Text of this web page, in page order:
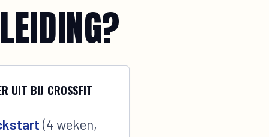
UIT BIJ CROSSFIT
(4 weken,